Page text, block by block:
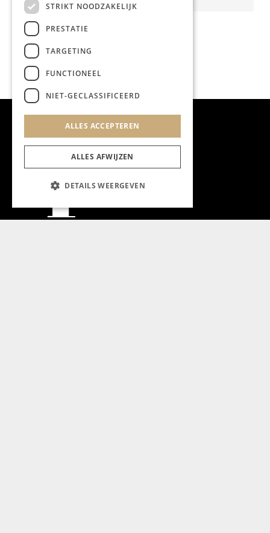
STRIKT NOODZAKELIJK
PRESTATIE
TARGETING
FUNCTIONEEL
NIET-GECLASSIFICEERD
ALLES ACCEPTEREN
ALLES AFWIJZEN
DETAILS WEERGEVEN